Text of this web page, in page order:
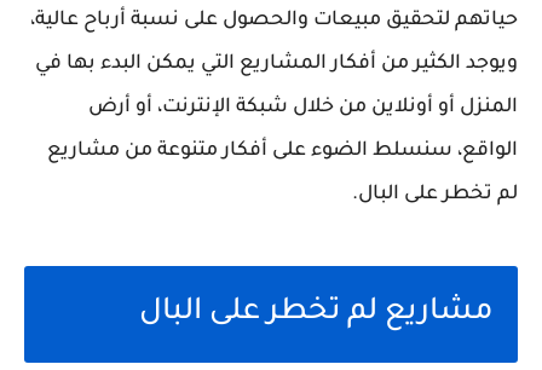
حياتهم لتحقيق مبيعات والحصول على نسبة أرباح عالية،
ويوجد الكثير من أفكار المشاريع التي يمكن البدء بها في
المنزل أو أونلاين من خلال شبكة الإنترنت، أو أرض
الواقع، سنسلط الضوء على أفكار متنوعة من مشاريع
لم تخطر على البال.
مشاريع لم تخطر على البال